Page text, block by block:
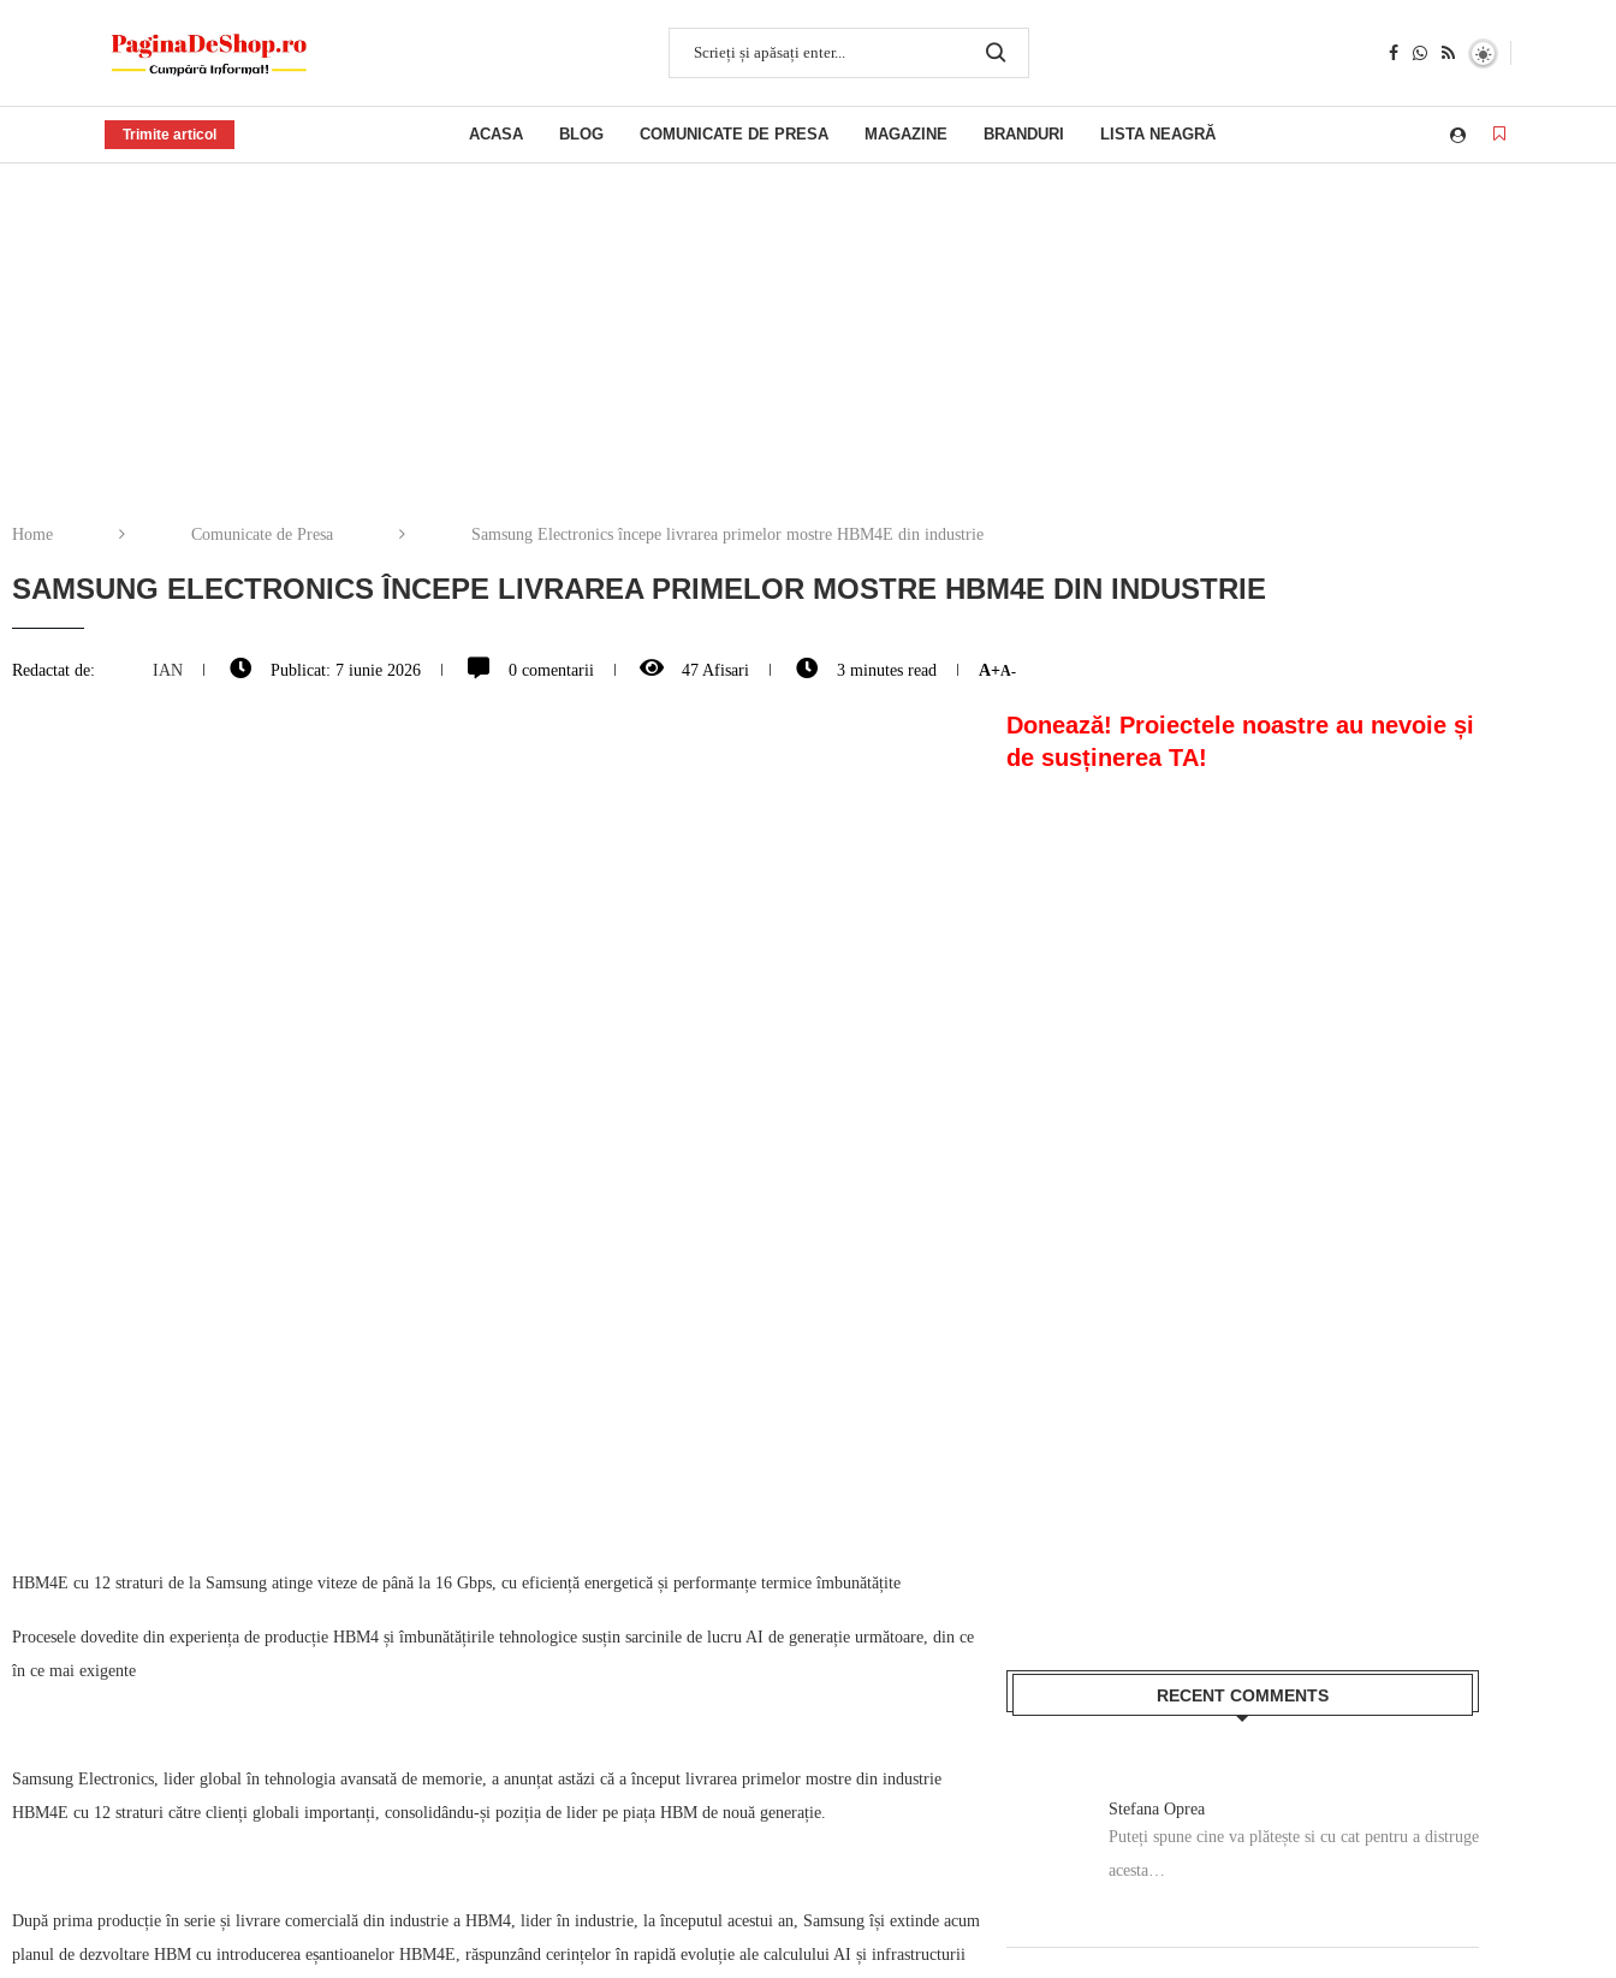
Trimite articol ACASA BLOG COMUNICATE DE PRESA MAGAZINE BRANDURI LISTA NEAGRĂ
Home Comunicate de Presa Samsung Electronics începe livrarea primelor mostre HBM4E din industrie
SAMSUNG ELECTRONICS ÎNCEPE LIVRAREA PRIMELOR MOSTRE HBM4E DIN INDUSTRIE
Redactat de: IAN Publicat: 7 iunie 2026 0 comentarii 47 Afisari 3 minutes read A+A-
HBM4E cu 12 straturi de la Samsung atinge viteze de până la 16 Gbps, cu eficiență energetică și performanțe termice îmbunătățite
Procesele dovedite din experiența de producție HBM4 și îmbunătățirile tehnologice susțin sarcinile de lucru AI de generație următoare, din ce
în ce mai exigente
Samsung Electronics, lider global în tehnologia avansată de memorie, a anunțat astăzi că a început livrarea primelor mostre din industrie
HBM4E cu 12 straturi către clienți globali importanți, consolidându-și poziția de lider pe piața HBM de nouă generație.
După prima producție în serie și livrare comercială din industrie a HBM4, lider în industrie, la începutul acestui an, Samsung își extinde acum
planul de dezvoltare HBM cu introducerea eșantioanelor HBM4E, răspunzând cerințelor în rapidă evoluție ale calculului AI și infrastructurii
Donează! Proiectele noastre au nevoie și
de susținerea TA!
RECENT COMMENTS
Stefana Oprea
Puteți spune cine va plătește si cu cat pentru a distruge
acesta…